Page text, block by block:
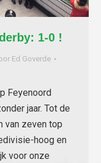
1-0 !
Ed Goverde
Feyenoord
jaar. Tot de
van zeven top
hoog en
voor onze